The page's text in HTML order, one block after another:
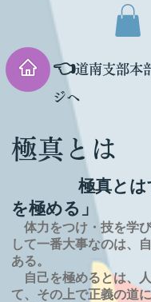
👈道南支部本
ジへ
極真とは
極真と
を極める」
体力をつけ・技を学
して一番大事なのは、
ある。
自己を極めるとは、
て、その上で正義の道